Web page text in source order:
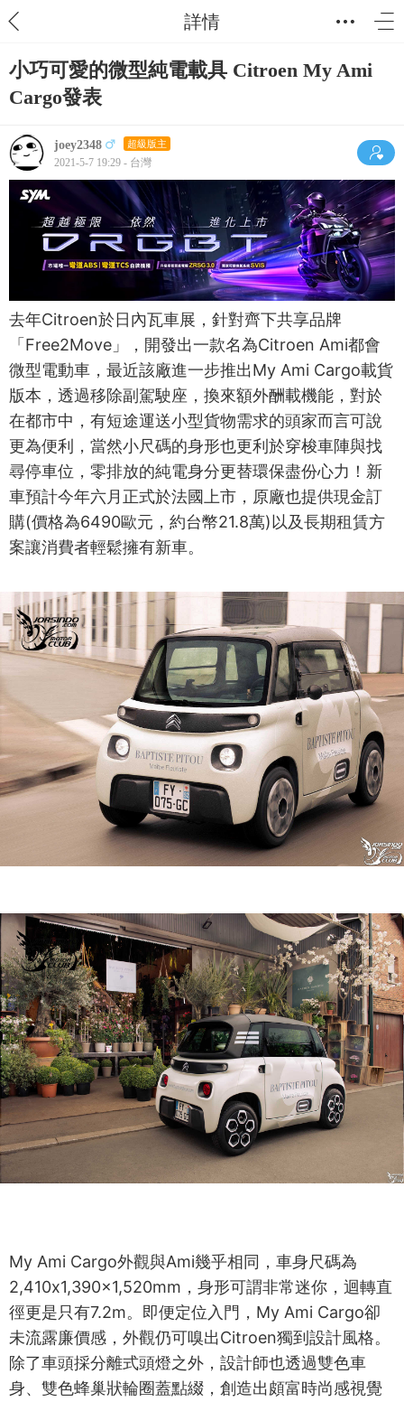
詳情
小巧可愛的微型純電載具 Citroen My Ami
Cargo發表
joey2348 超級版主
2021-5-7 19:29 - 台灣
去年Citroen於日內瓦車展，針對齊下共享品牌
「Free2Move」，開發出一款名為Citroen Ami都會
微型電動車，最近該廠進一步推出My Ami Cargo載貨
版本，透過移除副駕駛座，換來額外酬載機能，對於
在都市中，有短途運送小型貨物需求的頭家而言可說
更為便利，當然小尺碼的身形也更利於穿梭車陣與找
尋停車位，零排放的純電身分更替環保盡份心力！新
車預計今年六月正式於法國上市，原廠也提供現金訂
購(價格為6490歐元，約台幣21.8萬)以及長期租賃方
案讓消費者輕鬆擁有新車。
My Ami Cargo外觀與Ami幾乎相同，車身尺碼為
2,410x1,390x1,520mm，身形可謂非常迷你，迴轉直
徑更是只有7.2m。即便定位入門，My Ami Cargo卻
未流露廉價感，外觀仍可嗅出Citroen獨到設計風格。
除了車頭採分離式頭燈之外，設計師也透過雙色車
身、雙色蜂巢狀輪圈蓋點綴，創造出頗富時尚感視覺